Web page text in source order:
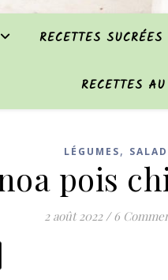
RECETTES SUCRÉES
RECETTES
LÉGUMES,
pois
2 août 2022 / 6